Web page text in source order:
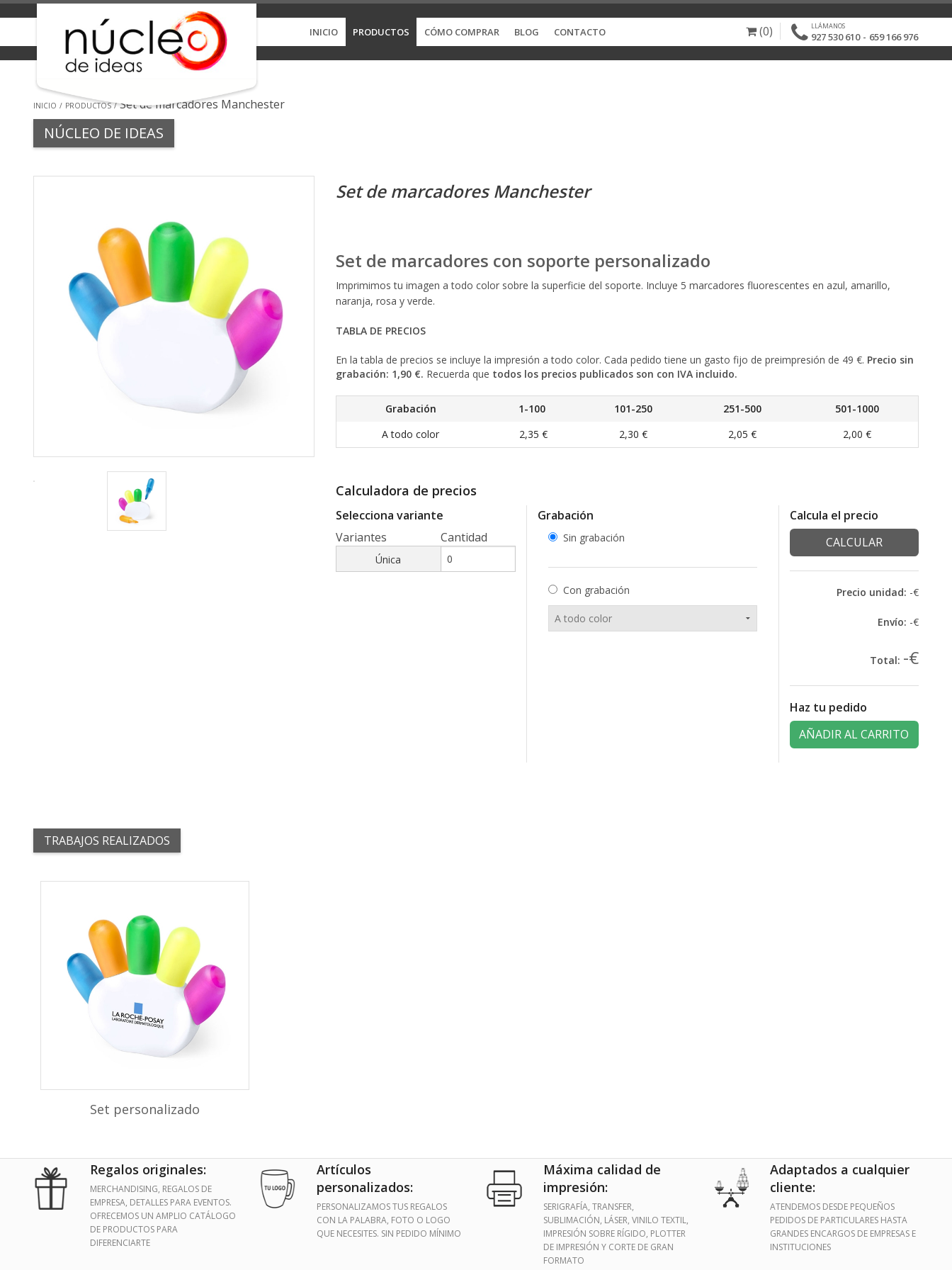
INICIO PRODUCTOS CÓMO COMPRAR BLOG CONTACTO LLÁMANOS
927 530 610- 659 166 976
(0)
INICIO PRODUCTOS Set de marcadores Manchester
NÚCLEO DE IDEAS
Set de marcadores Manchester
Set de marcadores con soporte personalizado
Imprimimos tu imagen a todo color sobre la superficie del soporte. Incluye 5 marcadores fluorescentes en azul, amarillo,
naranja, rosa y verde.
TABLA DE PRECIOS
En la tabla de precios se incluye la impresión a todo color. Cada pedido tiene un gasto fijo de preimpresión de 49 €. Precio sin
grabación: 1,90 €. Recuerda que todos los precios publicados son con IVA incluido.
Grabación 1-100 101-250 251-500
501-1000
A todo color
2,35 € 2,30 € 2,05 € 2,00 €
Calculadora de precios
Selecciona variante
Variantes
Cantidad
Única
Grabación
Sin grabación
Con grabación
Calcula el precio
CALCULAR
Precio unidad: -€
Envío: -€
Total: -€
Haz tu pedido
AÑADIR AL CARRITO
TRABAJOS REALIZADOS
Set personalizado
Regalos originales:
MERCHANDISING, REGALOS DE
EMPRESA, DETALLES PARA EVENTOS.
OFRECEMOS UN AMPLIO CATÁLOGO
DE PRODUCTOS PARA
DIFERENCIARTE
Artículos
personalizados:
PERSONALIZAMOS TUS REGALOS
CON LA PALABRA, FOTO O LOGO
QUE NECESITES. SIN PEDIDO MÍNIMO
Máxima calidad de
impresión:
SERIGRAFÍA, TRANSFER,
SUBLIMACIÓN, LÁSER, VINILO TEXTIL,
IMPRESIÓN SOBRE RÍGIDO, PLOTTER
DE IMPRESIÓN Y CORTE DE GRAN
FORMATO
Adaptados a cualquier
cliente:
ATENDEMOS DESDE PEQUEÑOS
PEDIDOS DE PARTICULARES HASTA
GRANDES ENCARGOS DE EMPRESAS E
INSTITUCIONES